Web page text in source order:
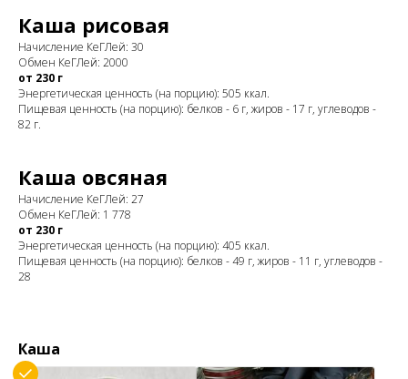
Каша рисовая
Начисление КеГЛей: 30
Обмен КеГЛей: 2000
от 230 г
Энергетическая ценность (на порцию): 505 ккал.
Пищевая ценность (на порцию): белков - 6 г, жиров - 17 г, углеводов -
82 г.
Каша овсяная
Начисление КеГЛей: 27
Обмен КеГЛей: 1 778
от 230 г
Энергетическая ценность (на порцию): 405 ккал.
Пищевая ценность (на порцию): белков - 49 г, жиров - 11 г, углеводов -
28
Каша